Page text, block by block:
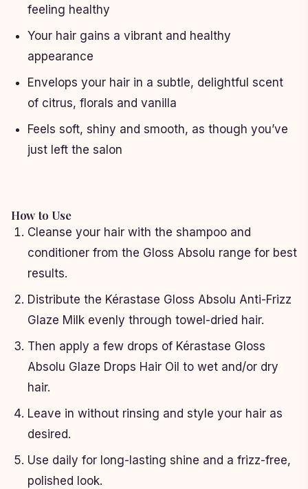
feeling healthy
Your hair gains a vibrant and healthy
appearance
Envelops your hair in a subtle, delightful scent
of citrus, florals and vanilla
Feels soft, shiny and smooth, as though you’ve
just left the salon
How to Use
Cleanse your hair with the shampoo and
conditioner from the Gloss Absolu range for best
results.
Distribute the Kérastase Gloss Absolu Anti-Frizz
Glaze Milk evenly through towel-dried hair.
Then apply a few drops of Kérastase Gloss
Absolu Glaze Drops Hair Oil to wet and/or dry
hair.
Leave in without rinsing and style your hair as
desired.
Use daily for long-lasting shine and a frizz-free,
polished look.